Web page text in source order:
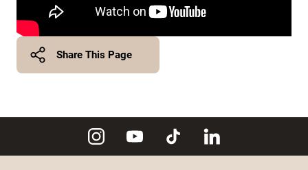
Share This Page
Twitter
Copy Link